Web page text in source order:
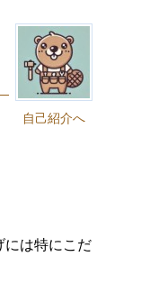
自己紹介へ
には特にこだ